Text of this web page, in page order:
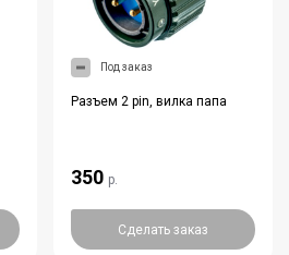
Под заказ
Разъем 2 pin, вилка папа
350 р.
Сделать заказ